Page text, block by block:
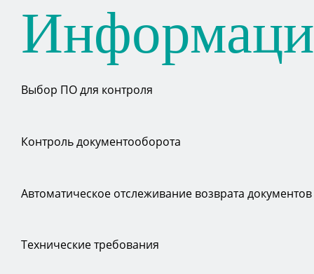
Выбор ПО для контроля
Контроль документооборота
Автоматическое отслеживание возврата документов
Технические требования